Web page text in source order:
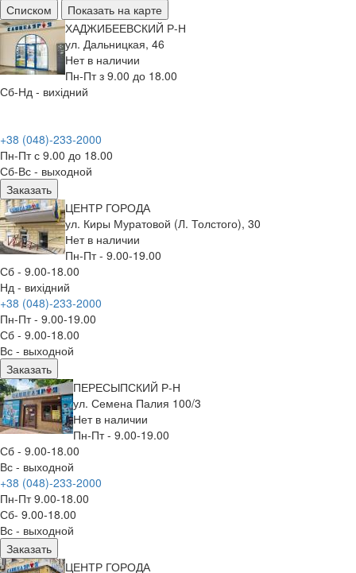
Списком
Показать на карте
ХАДЖИБЕЕВСКИЙ Р-Н
ул. Дальницкая, 46
Нет в наличии
Пн-Пт з 9.00 до 18.00
Сб-Нд - вихідний
+38 (048)-233-2000
Пн-Пт с 9.00 до 18.00
Сб-Вс - выходной
Заказать
ЦЕНТР ГОРОДА
ул. Киры Муратовой (Л. Толстого), 30
Нет в наличии
Пн-Пт - 9.00-19.00
Сб - 9.00-18.00
Нд - вихідний
+38 (048)-233-2000
Пн-Пт - 9.00-19.00
Сб - 9.00-18.00
Вс - выходной
Заказать
ПЕРЕСЫПСКИЙ Р-Н
ул. Семена Палия 100/3
Нет в наличии
Пн-Пт - 9.00-19.00
Сб - 9.00-18.00
Вс - выходной
+38 (048)-233-2000
Пн-Пт 9.00-18.00
Сб- 9.00-18.00
Вс - выходной
Заказать
ЦЕНТР ГОРОДА